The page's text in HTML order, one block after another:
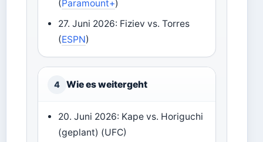
(Paramount+)
27. Juni 2026: Fiziev vs. Torres
(ESPN)
4 Wie es weitergeht
20. Juni 2026: Kape vs. Horiguchi
(geplant) (UFC)